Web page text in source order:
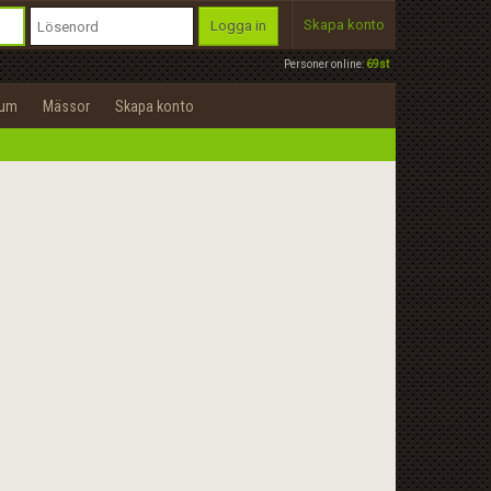
Personer online:69st
Logga in Skapa konto
Mässor Skapa konto